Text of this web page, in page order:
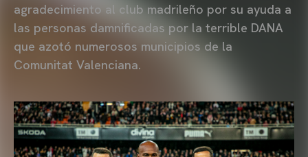
agradecimiento al club madrileño por su ayuda a
las personas damnificadas por la terrible DANA
que azotó numerosos municipios de la
Comunitat Valenciana.